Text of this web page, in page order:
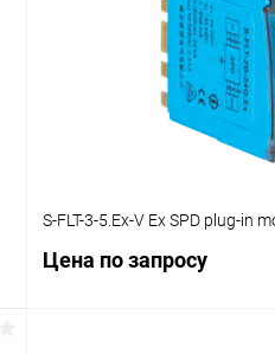
Купить в 1 клик
S-FLT-3-5.Ex-V Ex SPD plug-in
Цена по запросу